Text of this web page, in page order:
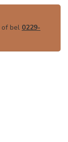
of bel 0229-